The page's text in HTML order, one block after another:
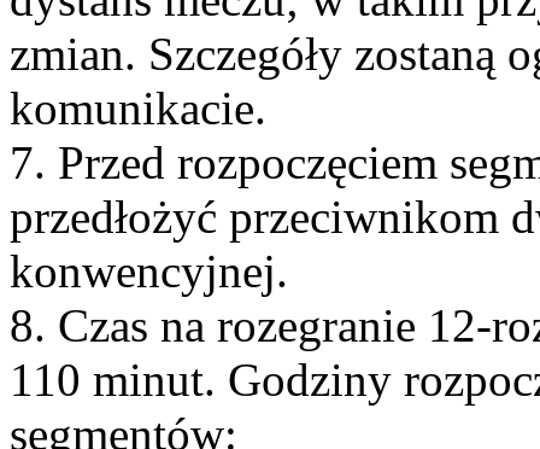
zmian. Szczegóły zostaną
komunikacie.
7. Przed rozpoczęciem
przedłożyć przeciwnikom
konwencyjnej.
8. Czas na rozegranie 12-
110 minut. Godziny
segmentów: